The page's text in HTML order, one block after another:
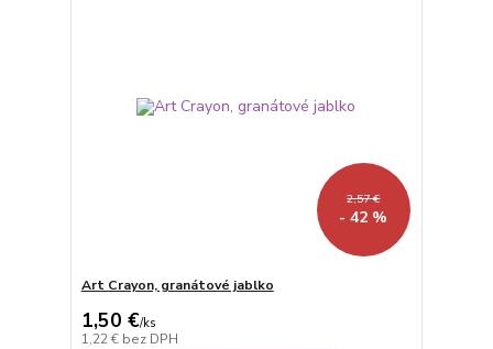
2,57 €
- 42 %
Art Crayon, granátové jablko
1,50 €/ks
1,22 € bez DPH